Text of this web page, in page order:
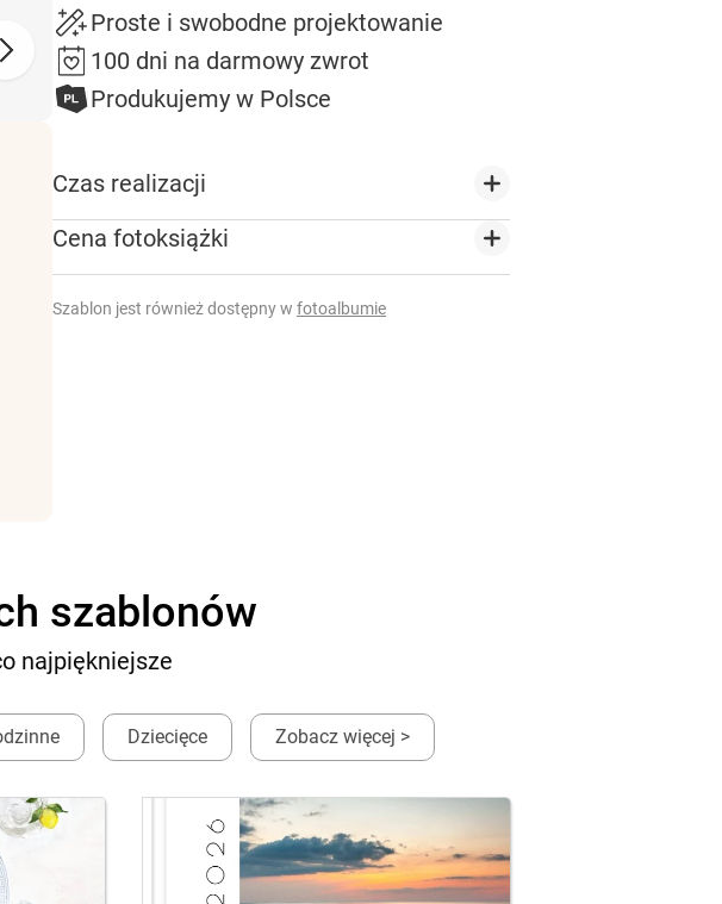
Proste i swobodne projektowanie
100 dni na darmowy zwrot
Produkujemy w Polsce
Czas realizacji
Cena fotoksiążki
Szablon jest również dostępny w fotoalbumie
szablonów
najpiękniejsze
Dziecięce Zobacz więcej >